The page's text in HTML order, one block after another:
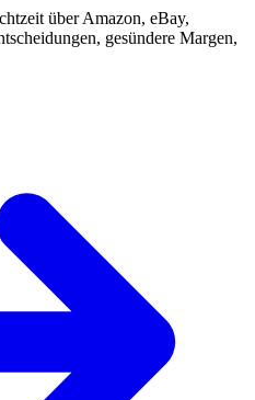
über Amazon, eBay,
gesündere Margen,